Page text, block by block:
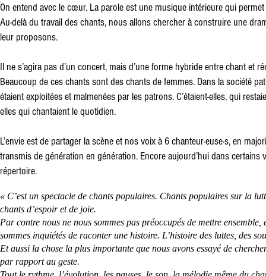
On entend avec le cœur. La parole est une musique intérieure qui
Au-delà du travail des chants, nous allons chercher à construire une
leur proposons.
Il ne s’agira pas d’un concert, mais d’une forme hybride entre chant et
Beaucoup de ces chants sont des chants de femmes. Dans la société
étaient exploitées et malmenées par les patrons. C’étaient-elles, qui
elles qui chantaient le quotidien.
L’envie est de partager la scène et nos voix à 6 chanteur·euse·s, en
transmis de génération en génération. Encore aujourd’hui dans certains
répertoire.
« C’est un spectacle de chants populaires. Chants populaires sur la
chants d’espoir et de joie.
Par contre nous ne nous sommes pas préoccupés de mettre
sommes inquiétés de raconter une histoire. L’histoire des luttes, des
Et aussi la chose la plus importante que nous avons essayé de
par rapport au geste.